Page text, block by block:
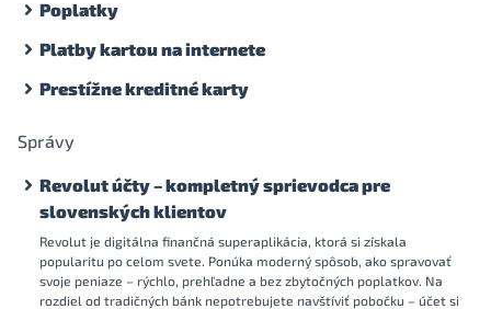
Poplatky
Platby kartou na internete
Prestížne kreditné karty
Správy
Revolut účty – kompletný sprievodca pre
slovenských klientov
Revolut je digitálna finančná superaplikácia, ktorá si získala
popularitu po celom svete. Ponúka moderný spôsob, ako spravovať
svoje peniaze – rýchlo, prehľadne a bez zbytočných poplatkov. Na
rozdiel od tradičných bánk nepotrebujete navštíviť pobočku – účet si